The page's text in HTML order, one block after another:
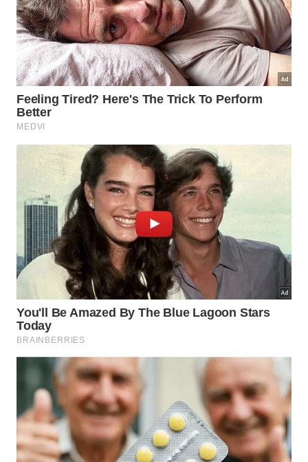
restaurantes e ambientes internos, mantendo a
identidade arquitetônica e decorativa construída ao
longo das últimas décadas.
A estrutura do hotel reúne 135 quartos e suítes,
além de três piscinas, quadras de tênis, sala de
jogos e um spa de aproximadamente 2.500 metros
quadrados. O espaço dedicado ao bem-estar inclui
cultura marroquina.